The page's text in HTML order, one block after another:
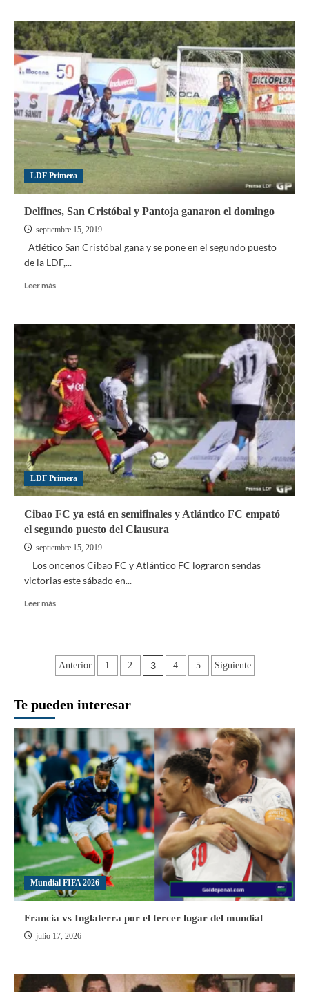
Fin
de
semana
goleador
para
los
dominicanos
en
el
exterior
LDF Primera
Delfines, San Cristóbal y Pantoja ganaron el domingo
septiembre 15, 2019
Atlético San Cristóbal gana y se pone en el segundo puesto
de la LDF,...
Leer másLeer
Delfines,
San
Cristóbal
Pantoja
ganaron
el
domingo
LDF Primera
Cibao FC ya está en semifinales y Atlántico FC empató
el segundo puesto del Clausura
septiembre 15, 2019
Los oncenos Cibao FC y Atlántico FC lograron sendas
victorias este sábado en...
Leer másLeer
FC
ya
semifinales
Atlántico
FC
empató
segundo
puesto
del
Clausura
Paginación
entradas
Anterior 1 2 3 4 5 Siguiente
Te pueden interesar
Mundial FIFA 2026
Francia vs Inglaterra por el tercer lugar del mundial
julio 17, 2026